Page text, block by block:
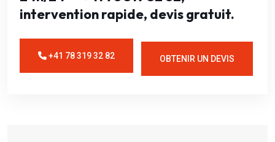
intervention rapide, devis gratuit.
+41 78 319 32 82 OBTENIR UN DEVIS